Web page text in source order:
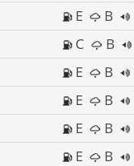
E B
C B
E B
E B
E B
E B